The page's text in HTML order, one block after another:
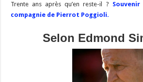
Trente ans après qu’en reste-il ?
compagnie de Pierrot Poggioli.
Selon Edmond